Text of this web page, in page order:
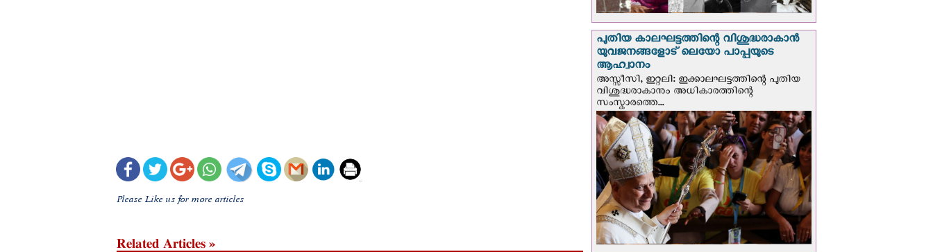
Please Like us for more articles
Related Articles »
പുതിയ കാലഘട്ടത്തിന്റെ വിശുദ്ധരാകാന്‍
യുവജനങ്ങളോട് ലെയോ പാപ്പയുടെ
ആഹ്വാനം
അസ്സീസി, ഇറ്റലി: ഇക്കാലഘട്ടത്തിന്റെ പുതിയ
വിശുദ്ധരാകാനും അധികാരത്തിന്റെ
സംസ്കാരത്തെ...